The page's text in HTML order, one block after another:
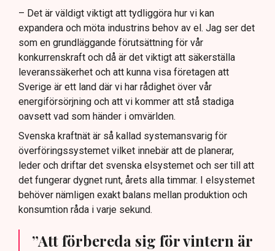
– Det är väldigt viktigt att tydliggöra hur vi kan
expandera och möta industrins behov av el. Jag ser det
som en grundläggande förutsättning för vår
konkurrenskraft och då är det viktigt att säkerställa
leveranssäkerhet och att kunna visa företagen att
Sverige är ett land där vi har rådighet över vår
energiförsörjning och att vi kommer att stå stadiga
oavsett vad som händer i omvärlden.
Svenska kraftnät är så kallad systemansvarig för
överföringssystemet vilket innebär att de planerar,
leder och driftar det svenska elsystemet och ser till att
det fungerar dygnet runt, årets alla timmar. I elsystemet
behöver nämligen exakt balans mellan produktion och
konsumtion råda i varje sekund.
”Att förbereda sig för vintern är